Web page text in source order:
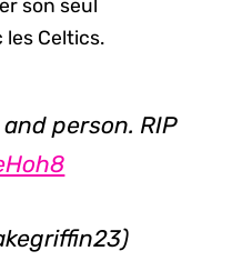
son seul
les Celtics.
person. RIP